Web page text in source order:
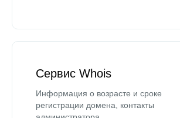
Сервис Whois
Информация о возрасте и сроке
регистрации домена, контакты